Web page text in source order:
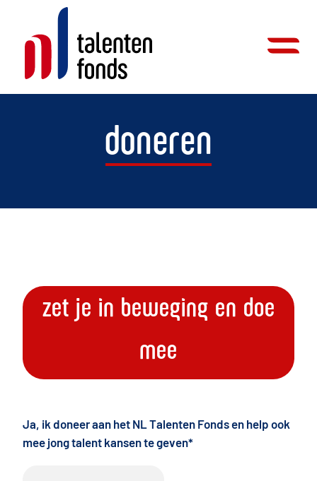
doneren
zet je in beweging en doe
mee
Ja, ik doneer aan het NL Talenten Fonds en help ook
mee jong talent kansen te geven*